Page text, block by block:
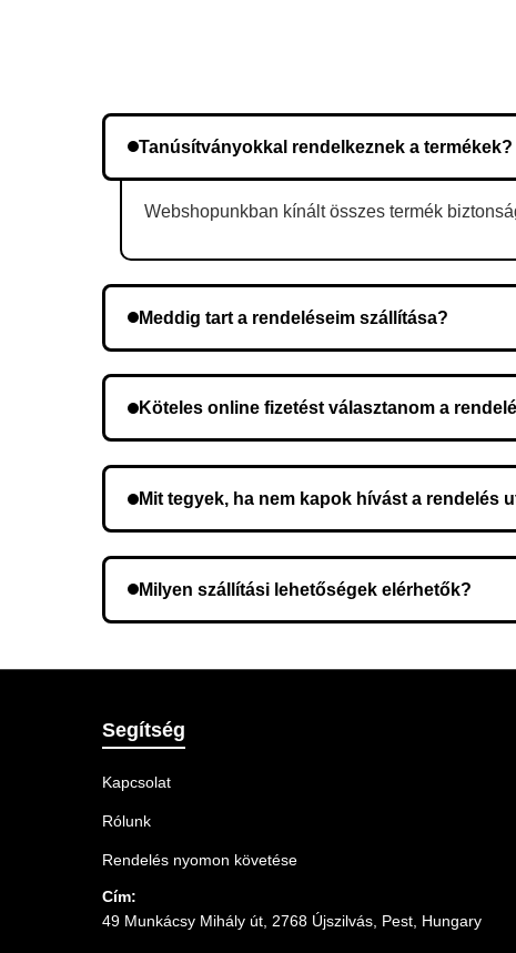
Tanúsítványokkal rendelkeznek a termékek?
Webshopunkban kínált összes termék
Meddig tart a rendeléseim szállítása?
Köteles online fizetést választanom a
Mit tegyek, ha nem kapok hívást a rendelés
Milyen szállítási lehetőségek elérhetők?
Segítség
Kapcsolat
Rólunk
Rendelés nyomon követése
Cím:
49 Munkácsy Mihály út, 2768 Újszilvás, Pest, Hungary